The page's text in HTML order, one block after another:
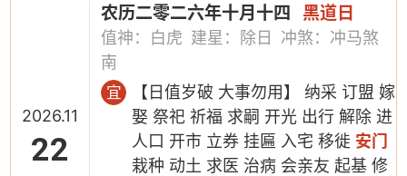
2026.11
22
农历二零二六年十月十四 黑道日
值神：白虎 建星：除日
冲煞：冲马煞
南
宜
【日值岁破 大事勿用】 纳采 订盟 嫁
娶 祭祀 祈福 求嗣 开光 出行 解除 进
人口 开市 立券 挂匾 入宅 移徙 安门
栽种 动土 求医 治病 会亲友 起基 修